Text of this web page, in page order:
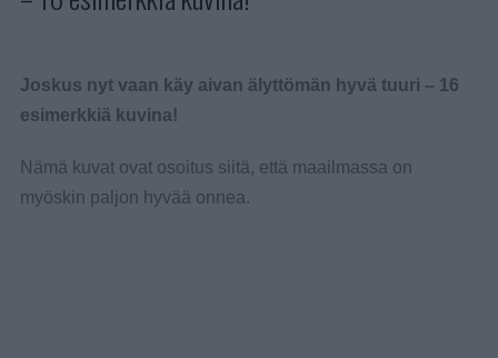
Joskus nyt vaan käy aivan älyttömän hyvä tuuri – 16
esimerkkiä kuvina!
Nämä kuvat ovat osoitus siitä, että maailmassa on
myöskin paljon hyvää onnea.